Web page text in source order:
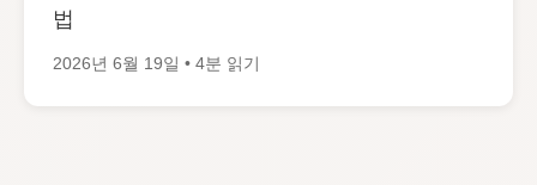
법
2026년 6월 19일 • 4분 읽기